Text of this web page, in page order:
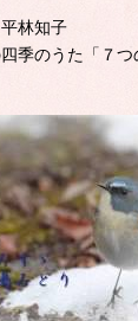
林知子
季のうた「７つ